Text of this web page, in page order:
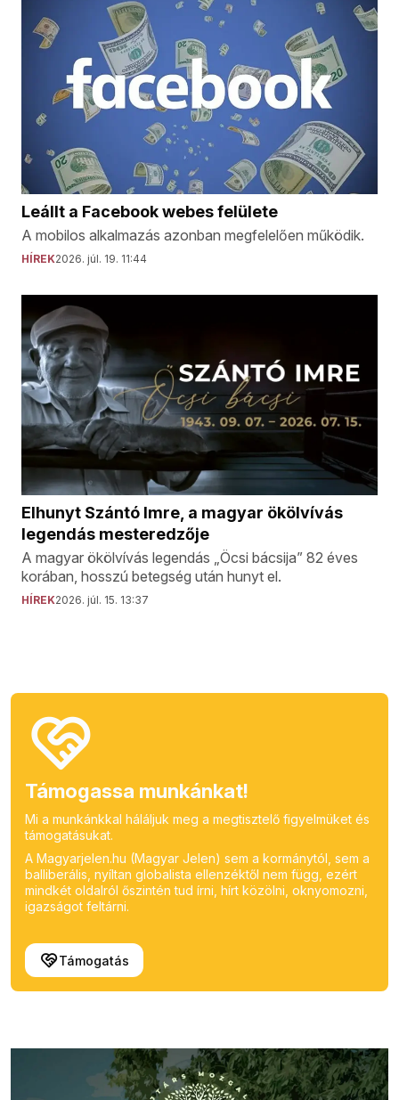
Leállt a Facebook webes felülete
A mobilos alkalmazás azonban megfelelően működik.
HÍREK2026. júl. 19. 11:44
Elhunyt Szántó Imre, a magyar ökölvívás
legendás mesteredzője
A magyar ökölvívás legendás „Öcsi bácsija” 82 éves
korában, hosszú betegség után hunyt el.
HÍREK2026. júl. 15. 13:37
Támogassa munkánkat!
Mi a munkánkkal háláljuk meg a megtisztelő figyelmüket és
támogatásukat.
A Magyarjelen.hu (Magyar Jelen) sem a kormánytól, sem a
balliberális, nyíltan globalista ellenzéktől nem függ, ezért
mindkét oldalról őszintén tud írni, hírt közölni, oknyomozni,
igazságot feltárni.
Támogatás